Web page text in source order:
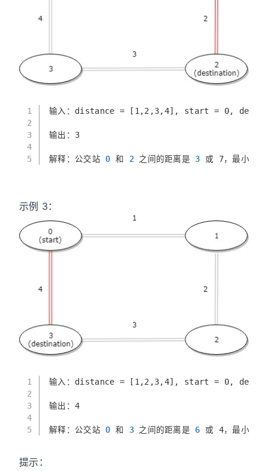
1
2
3
4
5
输入：distance = [1,2,3,4], start = 0,
输出：3
解释：公交站 0 和 2 之间的距离是 3 或 7，最小值
示例 3：
1
2
3
4
5
输入：distance = [1,2,3,4], start = 0,
输出：4
解释：公交站 0 和 3 之间的距离是 6 或 4，最小值
提示：